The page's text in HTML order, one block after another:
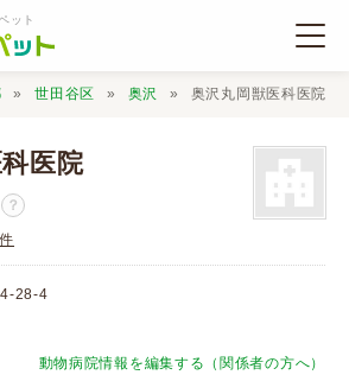
ット
世田谷区 奥沢 奥沢丸岡獣医科医院
医院
？
件
28-4
動物病院情報を編集する（関係者の方へ）